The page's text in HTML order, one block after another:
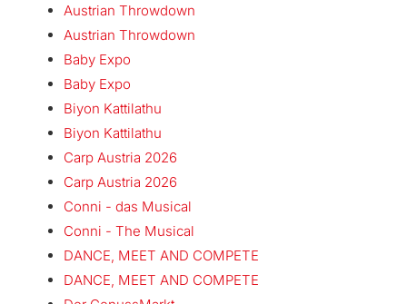
Austrian Throwdown
Austrian Throwdown
Baby Expo
Baby Expo
Biyon Kattilathu
Biyon Kattilathu
Carp Austria 2026
Carp Austria 2026
Conni - das Musical
Conni - The Musical
DANCE, MEET AND COMPETE
DANCE, MEET AND COMPETE